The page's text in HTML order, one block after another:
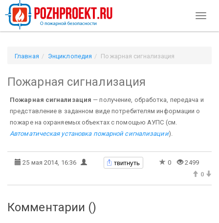
Главная Энциклопедия Пожарная сигнализация
Пожарная сигнализация
Пожарная сигнализация — получение, обработка, передача и
представление в заданном виде потребителям информации о
пожаре на охраняемых объектах с помощью АУПС (см.
Автоматическая установка пожарной сигнализации).
25 мая 2014, 16:36 твитнуть 0
2499
0
Комментарии ()